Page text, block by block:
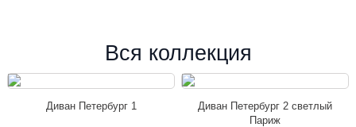
Вся коллекция
Диван Петербург 1
Диван Петербург 2 светлый
Париж